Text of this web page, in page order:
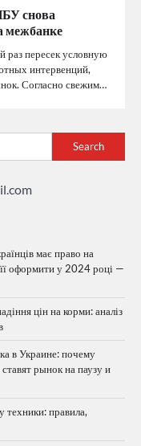
снова
межбанке
раз пересек условную
интервенций,
Согласно свежим…
Search
має право на
її оформити у 2024 році —
цін на корми: аналіз
в Украине: почему
рынок на паузу и
правила,